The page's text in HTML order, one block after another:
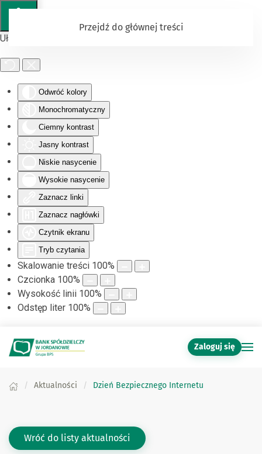
Ułatwienia dostępu
Odwróć kolory
Monochromatyczny
Ciemny kontrast
Jasny kontrast
Niskie nasycenie
Wysokie nasycenie
Zaznacz linki
Zaznacz nagłówki
Czytnik ekranu
Tryb czytania
Skalowanie treści 100%
Czcionka 100%
Wysokość linii 100%
Odstęp liter 100%
Przejdź do głównej treści
Zaloguj się
Aktualności Dzień Bezpiecznego Internetu
Wróć do listy aktualności